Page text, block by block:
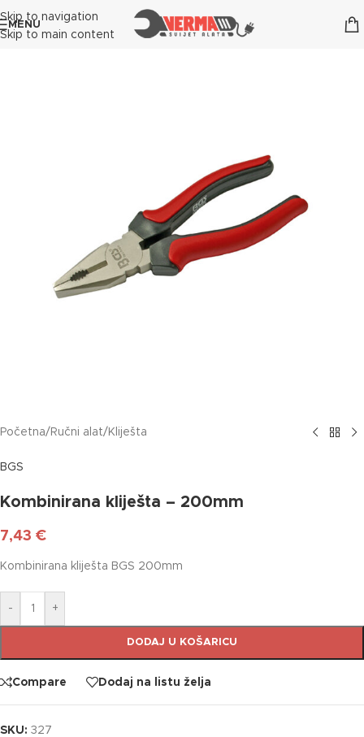
Skip to navigation
Skip to main content
MENU
Početna/ Ručni alat/ Kliješta
BGS
Kombinirana kliješta – 200mm
7,43 €
Kombinirana kliješta BGS 200mm
- +
DODAJ U KOŠARICU
Compare Dodaj na listu želja
SKU: 327